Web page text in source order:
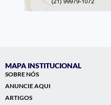
MAPA INSTITUCIONAL
SOBRE NÓS
ANUNCIE AQUI
ARTIGOS